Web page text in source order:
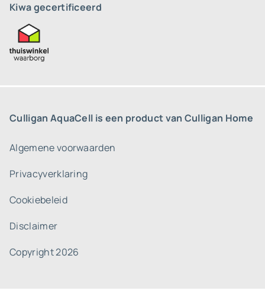
Kiwa gecertificeerd
Culligan AquaCell is een product van Culligan Home
Algemene voorwaarden
Privacyverklaring
Cookiebeleid
Disclaimer
Copyright 2026